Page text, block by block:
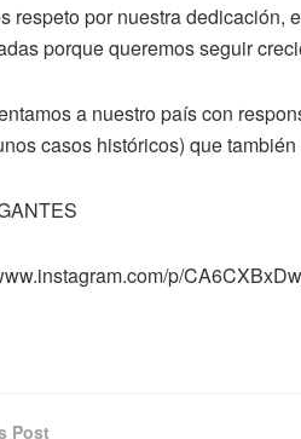
respeto por nuestra dedicación,
porque queremos seguir
a nuestro país con
casos históricos) que
p/
Post